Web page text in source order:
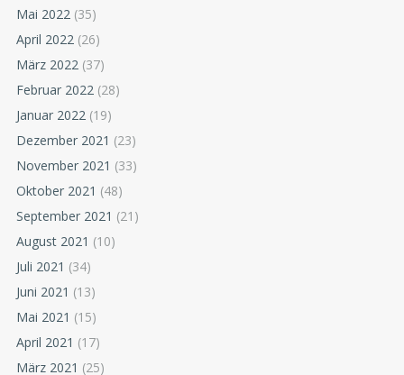
Mai 2022 (35)
April 2022 (26)
März 2022 (37)
Februar 2022 (28)
Januar 2022 (19)
Dezember 2021 (23)
November 2021 (33)
Oktober 2021 (48)
September 2021 (21)
August 2021 (10)
Juli 2021 (34)
Juni 2021 (13)
Mai 2021 (15)
April 2021 (17)
März 2021 (25)